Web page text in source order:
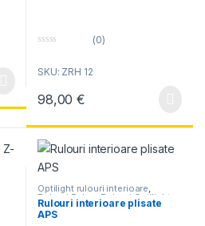
u
f
(0)
SKU: ZRH 12
98,00€
Optilight rulouri interioare,
Rulouri Fakro ,Rulouri Optilight
Rulouri interioare plisate
APS